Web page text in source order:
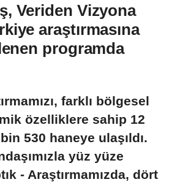
Veriden Vizyona
araştırmasına
programda
farklı bölgesel
özelliklere sahip 12
530 haneye ulaşıldı.
yüz yüze
- Araştırmamızda, dört